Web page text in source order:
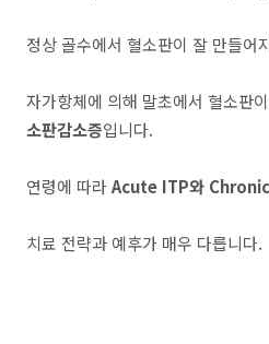
정상 골수에서 혈소판이 잘 만들어
자가항체에 의해 말초에서 혈소판
소판감소증입니다.
연령에 따라Acute ITP와
치료 전략과 예후가 매우 다릅니다.